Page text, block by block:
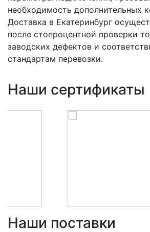
необходимость дополнительных
Доставка в Екатеринбург
после стопроцентной проверки
заводских дефектов и
стандартам перевозки.
Наши сертификаты
Наши поставки